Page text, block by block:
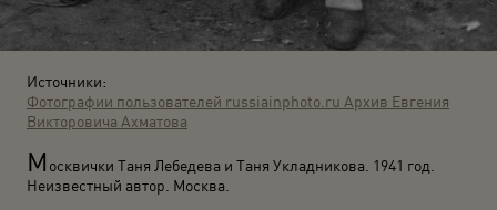
Источники:
Фотографии пользователей russiainphoto.ru Архив Евгения
Викторовича Ахматова
М осквички Таня Лебедева и Таня Укладникова. 1941 год.
Неизвестный автор. Москва.